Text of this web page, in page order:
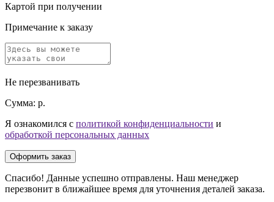
Картой при получении
Примечание к заказу
Не перезванивать
Сумма: р.
Я ознакомился с политикой конфиденциальности и
обработкой персональных данных
Оформить заказ
Спасибо! Данные успешно отправлены. Наш менеджер
перезвонит в ближайшее время для уточнения деталей заказа.